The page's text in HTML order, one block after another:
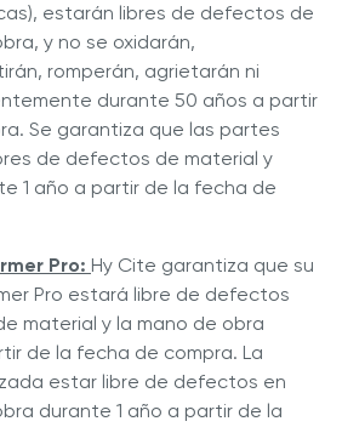
estarán libres de defectos de
y no se oxidarán,
romperán, agrietarán ni
durante 50 años a partir
Se garantiza que las partes
de defectos de material y
1 año a partir de la fecha de
Pro: Hy Cite garantiza que su
Pro estará libre de defectos
material y la mano de obra
de la fecha de compra. La
estar libre de defectos en
durante 1 año a partir de la